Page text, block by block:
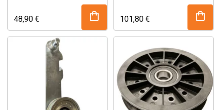
leikkuulaitteeseen. Katso
sopivuustaulukko
alhaalta!
Mikäli olet epävarma
osan sopivuudesta,
kysy myymälästämme!
48,90€
ajoruohonleikkuriin. Katso
täydellinen
alhaalta!
Mikäli olet epävarma
kysy myymälästämme!
101,80€